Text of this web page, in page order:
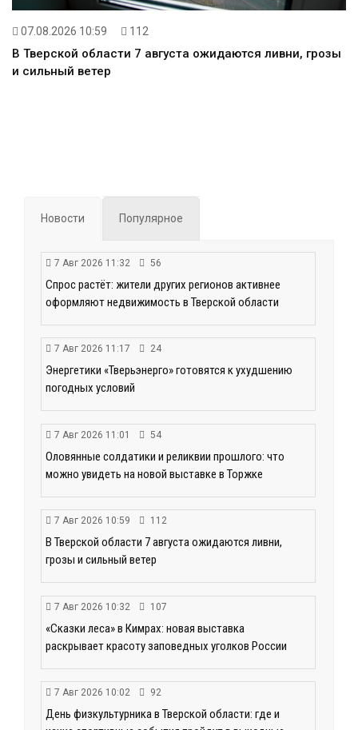
07.08.2026 10:59 112
В Тверской области 7 августа ожидаются ливни, грозы
и сильный ветер
Новости Популярное
7 Авг 2026 11:32 56
Спрос растёт: жители других регионов активнее
оформляют недвижимость в Тверской области
7 Авг 2026 11:17 24
Энергетики «Тверьэнерго» готовятся к ухудшению
погодных условий
7 Авг 2026 11:01 54
Оловянные солдатики и реликвии прошлого: что
можно увидеть на новой выставке в Торжке
7 Авг 2026 10:59 112
В Тверской области 7 августа ожидаются ливни,
грозы и сильный ветер
7 Авг 2026 10:32 107
«Сказки леса» в Кимрах: новая выставка
раскрывает красоту заповедных уголков России
7 Авг 2026 10:02 92
День физкультурника в Тверской области: где и